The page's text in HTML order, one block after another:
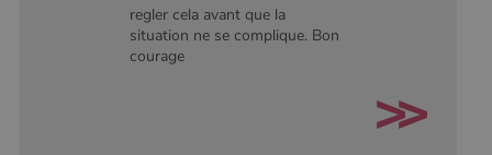
regler cela avant que la
situation ne se complique. Bon
courage